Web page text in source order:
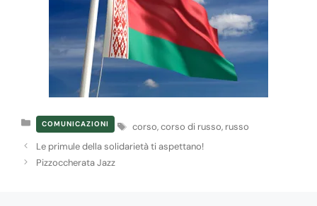
Categorie
COMUNICAZIONI Tag
corso,corso di russo, russo
Le primule della solidarietà ti aspettano!
Pizzoccherata Jazz